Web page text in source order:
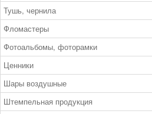
Тушь, чернила
Фломастеры
Фотоальбомы, фоторамки
Ценники
Шары воздушные
Штемпельная продукция